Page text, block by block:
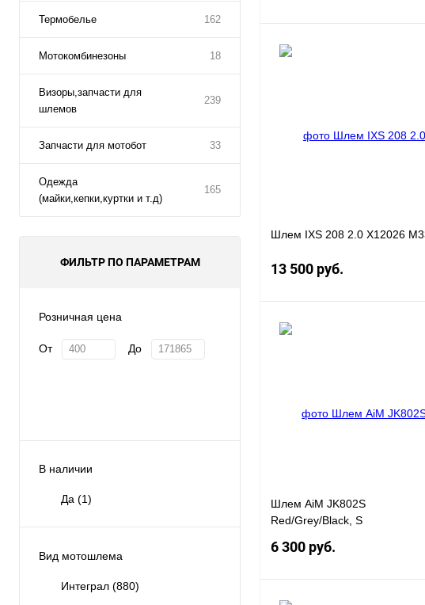
Термобелье 162
Мотокомбинезоны 18
Визоры,запчасти для
шлемов
239
Запчасти для мотобот 33
Одежда
(майки,кепки,куртки и т.д)
165
ФИЛЬТР ПО ПАРАМЕТРАМ
Розничная цена
От До
В наличии
Да (1)
Вид мотошлема
Интеграл (880)
В избранное
Шлем IXS 208 2.0 X12026
13 500 руб.
В избранное Под заказ
Шлем AiM JK802S
Red/Grey/Black, S
6 300 руб.